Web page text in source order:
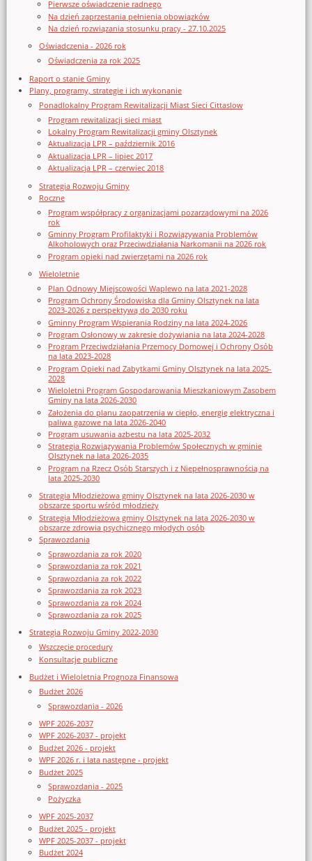
Pierwsze oświadczenie radnego
Na dzień zaprzestania pełnienia obowiązków
Na dzień rozwiązania stosunku pracy - 27.10.2025
Oświadczenia - 2026 rok
Oświadczenia za rok 2025
Raport o stanie Gminy
Plany, programy, strategie i ich wykonanie
Ponadlokalny Program Rewitalizacji Miast Sieci Cittaslow
Program rewitalizacji sieci miast
Lokalny Program Rewitalizacji gminy Olsztynek
Aktualizacja LPR – październik 2016
Aktualizacja LPR – lipiec 2017
Aktualizacja LPR – czerwiec 2018
Strategia Rozwoju Gminy
Roczne
Program współpracy z organizacjami pozarządowymi na 2026
rok
Gminny Program Profilaktyki i Rozwiązywania Problemów
Alkoholowych oraz Przeciwdziałania Narkomanii na 2026 rok
Program opieki nad zwierzętami na 2026 rok
Wieloletnie
Plan Odnowy Miejscowości Waplewo na lata 2021-2028
Program Ochrony Środowiska dla Gminy Olsztynek na lata
2023-2026 z perspektywą do 2030 roku
Gminny Program Wspierania Rodziny na lata 2024-2026
Program Osłonowy w zakresie dożywiania na lata 2024-2028
Program Przeciwdziałania Przemocy Domowej i Ochrony Osób
na lata 2023-2028
Program Opieki nad Zabytkami Gminy Olsztynek na lata 2025-
2028
Wieloletni Program Gospodarowania Mieszkaniowym Zasobem
Gminy na lata 2026-2030
Założenia do planu zaopatrzenia w ciepło, energię elektryczna i
paliwa gazowe na lata 2026-2040
Program usuwania azbestu na lata 2025-2032
Strategia Rozwiązywania Problemów Społecznych w gminie
Olsztynek na lata 2026-2035
Program na Rzecz Osób Starszych i z Niepełnosprawnością na
lata 2025-2030
Strategia Młodzieżowa gminy Olsztynek na lata 2026-2030 w
obszarze sportu wśród młodzieży
Strategia Młodzieżowa gminy Olsztynek na lata 2026-2030 w
obszarze zdrowia psychicznego młodych osób
Sprawozdania
Sprawozdania za rok 2020
Sprawozdania za rok 2021
Sprawozdania za rok 2022
Sprawozdania za rok 2023
Sprawozdania za rok 2024
Sprawozdania za rok 2025
Strategia Rozwoju Gminy 2022-2030
Wszczęcie procedury
Konsultacje publiczne
Budżet i Wieloletnia Prognoza Finansowa
Budżet 2026
Sprawozdania - 2026
WPF 2026-2037
WPF 2026-2037 - projekt
Budżet 2026 - projekt
WPF 2026 r. i lata następne - projekt
Budżet 2025
Sprawozdania - 2025
Pożyczka
WPF 2025-2037
Budżet 2025 - projekt
WPF 2025-2037 - projekt
Budżet 2024